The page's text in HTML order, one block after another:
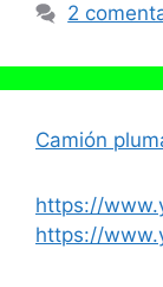
2
Camión
https://
https://